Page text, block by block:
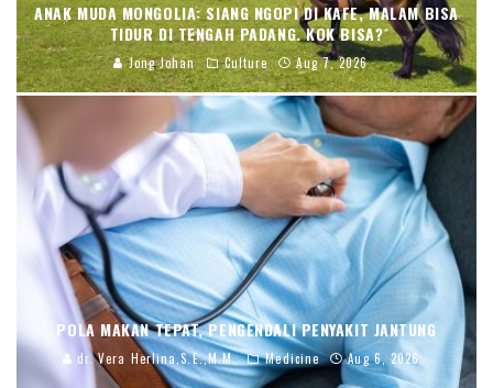
ANAK MUDA MONGOLIA: SIANG NGOPI DI KAFE, MALAM BISA
TIDUR DI TENGAH PADANG. KOK BISA?
Jong Johan Culture Aug 7, 2026
POLA MAKAN TEPAT, PENGENDALI PENYAKIT JANTUNG
dr. Vera Herlina,S.E.,M.M. Medicine Aug 6, 2026